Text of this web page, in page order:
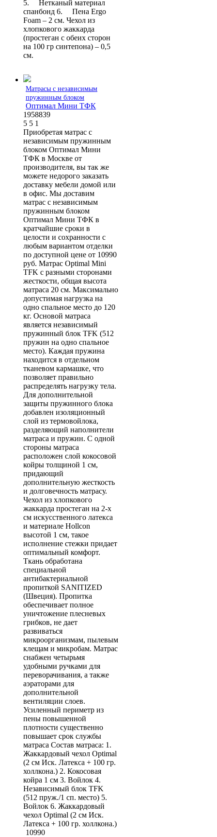
5. Нетканый материал
спанбонд 6. Пена Ergo
Foam – 2 см. Чехол из
хлопкового жаккарда
(простеган с обеих сторон
на 100 гр синтепона) – 0,5
см.
Матрасы с независимым
пружинным блоком
Оптимал Мини ТФК
1958839
5 5 1
Приобретая матрас с
независимым пружинным
блоком Оптимал Мини
ТФК в Москве от
производителя, вы так же
можете недорого заказать
доставку мебели домой или
в офис. Мы доставим
матрас с независимым
пружинным блоком
Оптимал Мини ТФК в
кратчайшие сроки в
целости и сохранности с
любым вариантом отделки
по доступной цене от 10990
руб. Матрас Optimal Mini
TFK с разными сторонами
жесткости, общая высота
матраса 20 см. Максимально
допустимая нагрузка на
одно спальное место до 120
кг. Основой матраса
является независимый
пружинный блок TFK (512
пружин на одно спальное
место). Каждая пружина
находится в отдельном
тканевом кармашке, что
позволяет правильно
распределять нагрузку тела.
Для дополнительной
защиты пружинного блока
добавлен изоляционный
слой из термовойлока,
разделяющий наполнители
матраса и пружин. С одной
стороны матраса
расположен слой кокосовой
койры толщиной 1 см,
придающий
дополнительную жесткость
и долговечность матрасу.
Чехол из хлопкового
жаккарда простеган на 2-х
см искусственного латекса
и материале Hollcon
высотой 1 см, такое
исполнение стежки придает
оптимальный комфорт.
Ткань обработана
специальной
антибактериальной
пропиткой SANITIZED
(Швеция). Пропитка
обеспечивает полное
уничтожение плесневых
грибков, не дает
развиваться
микроорганизмам, пылевым
клещам и микробам. Матрас
снабжен четырьмя
удобными ручками для
переворачивания, а также
аэраторами для
дополнительной
вентиляции слоев.
Усиленный периметр из
пены повышенной
плотности существенно
повышает срок службы
матраса Состав матраса: 1.
Жаккардовый чехол Optimal
(2 см Иск. Латекса + 100 гр.
холлкона.) 2. Кокосовая
койра 1 см 3. Войлок 4.
Независимый блок TFK
(512 пруж./1 сп. место) 5.
Войлок 6. Жаккардовый
чехол Optimal (2 см Иск.
Латекса + 100 гр. холлкона.)
10990